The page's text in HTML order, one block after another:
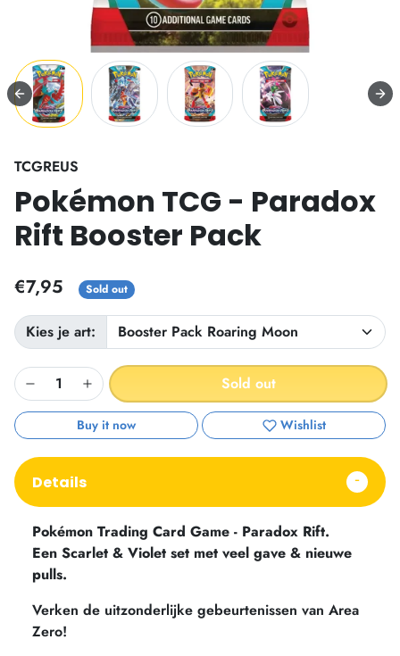
TCGREUS
Pokémon TCG - Paradox
Rift Booster Pack
€7,95 Sold out
Kies je art:
Sold out
Buy it now Wishlist
Details
Pokémon Trading Card Game - Paradox Rift.
Een Scarlet & Violet set met veel gave & nieuwe
pulls.
Verken de uitzonderlijke gebeurtenissen van Area
Zero!